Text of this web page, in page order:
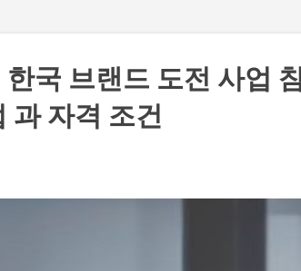
한국 브랜드 도전 사업
과 자격 조건